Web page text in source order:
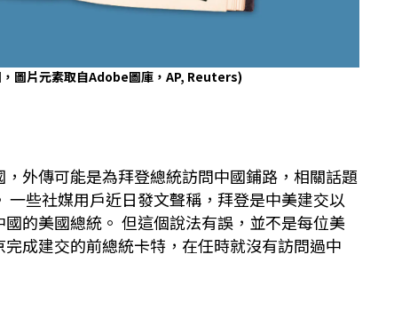
圖片元素取自Adobe圖庫，AP, Reuters)
外傳可能是為拜登總統訪問中國鋪路，相關話題
一些社媒用戶近日發文聲稱，拜登是中美建交以
的美國總統。 但這個說法有誤，並不是每位美
成建交的前總統卡特，在任時就沒有訪問過中